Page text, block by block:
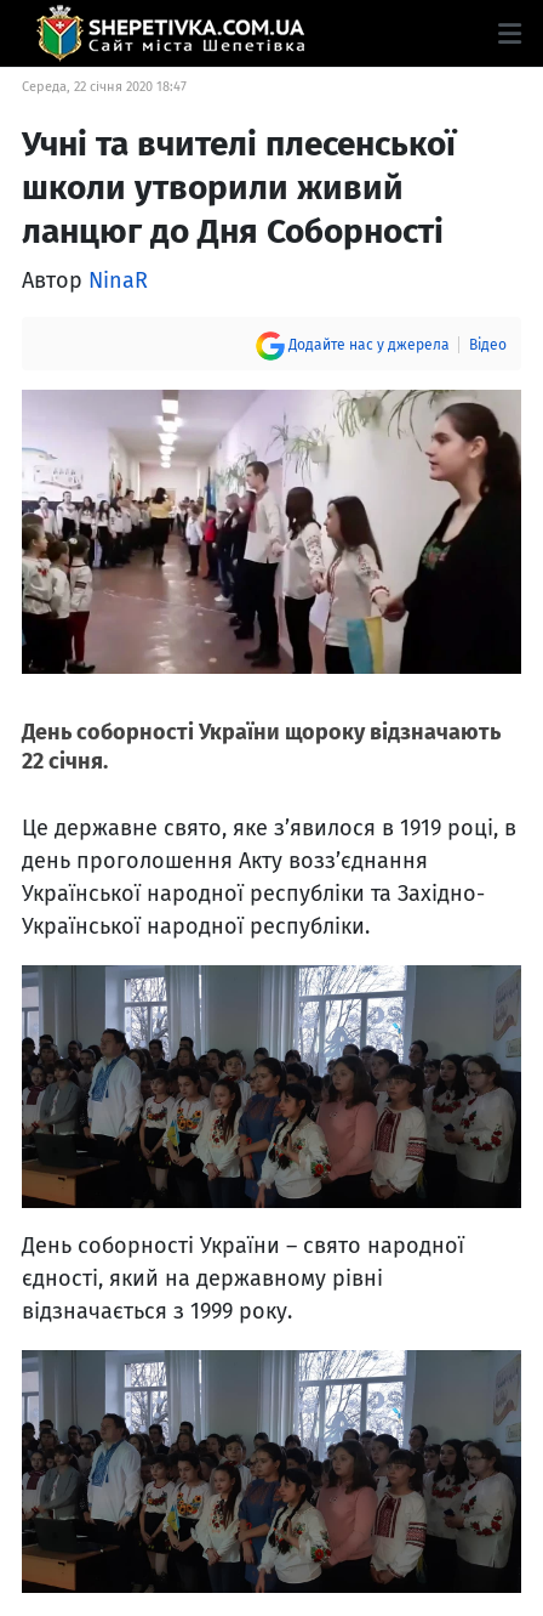
Середа, 22 січня 2020 18:47
Учні та вчителі плесенської
школи утворили живий
ланцюг до Дня Соборності
Автор NinaR
Додайте нас у джерела Відео
День соборності України щороку відзначають
22 січня.
Це державне свято, яке з’явилося в 1919 році, в
день проголошення Акту возз’єднання
Української народної республіки та Західно-
Української народної республіки.
День соборності України – свято народної
єдності, який на державному рівні
відзначається з 1999 року.